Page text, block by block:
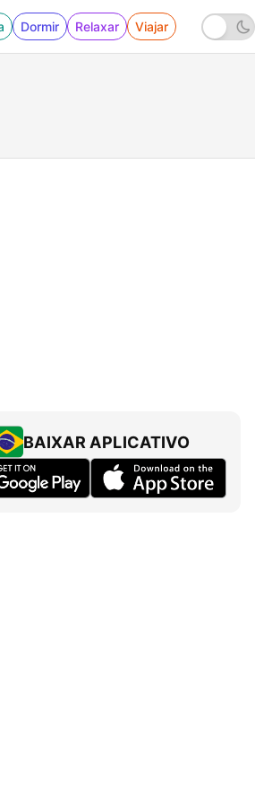
Dormir Relaxar Viajar
BAIXAR APLICATIVO